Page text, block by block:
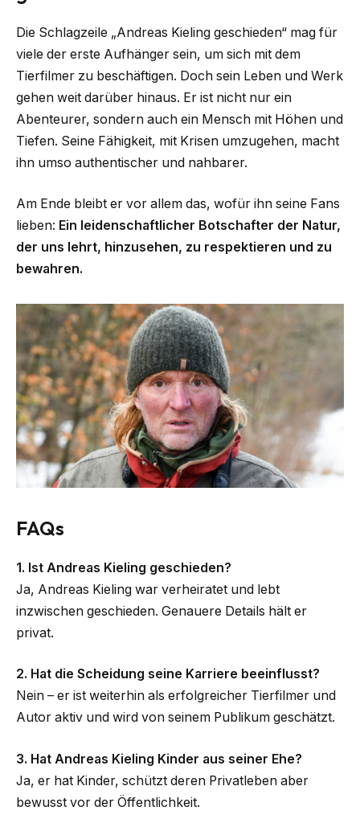
Die Schlagzeile „Andreas Kieling geschieden“ mag für
viele der erste Aufhänger sein, um sich mit dem
Tierfilmer zu beschäftigen. Doch sein Leben und Werk
gehen weit darüber hinaus. Er ist nicht nur ein
Abenteurer, sondern auch ein Mensch mit Höhen und
Tiefen. Seine Fähigkeit, mit Krisen umzugehen, macht
ihn umso authentischer und nahbarer.
Am Ende bleibt er vor allem das, wofür ihn seine Fans
lieben: Ein leidenschaftlicher Botschafter der Natur,
der uns lehrt, hinzusehen, zu respektieren und zu
bewahren.
FAQs
1. Ist Andreas Kieling geschieden?
Ja, Andreas Kieling war verheiratet und lebt
inzwischen geschieden. Genauere Details hält er
privat.
2. Hat die Scheidung seine Karriere beeinflusst?
Nein – er ist weiterhin als erfolgreicher Tierfilmer und
Autor aktiv und wird von seinem Publikum geschätzt.
3. Hat Andreas Kieling Kinder aus seiner Ehe?
Ja, er hat Kinder, schützt deren Privatleben aber
bewusst vor der Öffentlichkeit.